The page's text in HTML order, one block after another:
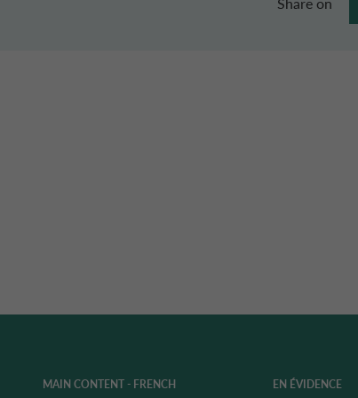
MAIN CONTENT - FRENCH EN ÉVIDENCE